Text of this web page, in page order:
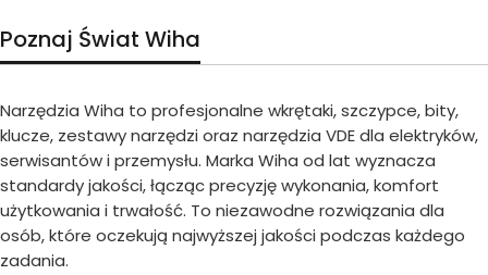
Poznaj Świat Wiha
Narzędzia Wiha to profesjonalne wkrętaki, szczypce, bity,
klucze, zestawy narzędzi oraz narzędzia VDE dla elektryków,
serwisantów i przemysłu. Marka Wiha od lat wyznacza
standardy jakości, łącząc precyzję wykonania, komfort
użytkowania i trwałość. To niezawodne rozwiązania dla
osób, które oczekują najwyższej jakości podczas każdego
zadania.